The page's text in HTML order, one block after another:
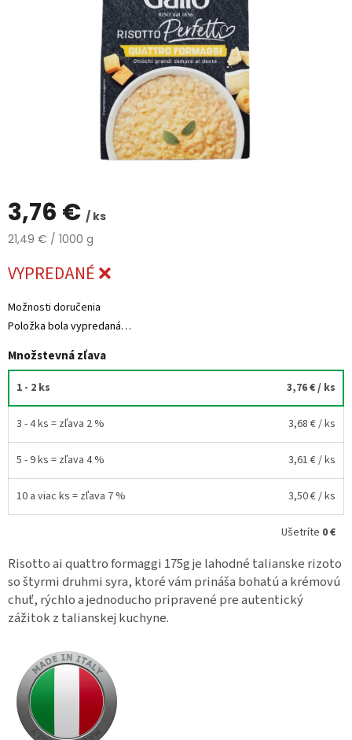
tovaru
Prihlásenie
3,76 € / ks
Jednotková
21,49 € / 1000 g
VYPREDANÉ ❌
Možnosti doručenia
Položka bola vypredaná…
Množstevná zľava
1 - 2 ks 3,76 €/ ks
3 - 4 ks = zľava 2 % 3,68 €/ ks
5 - 9 ks = zľava 4 % 3,61 €/ ks
10 a viac ks = zľava 7 % 3,50 €/ ks
Ušetríte 0 €
Risotto ai quattro formaggi 175g je lahodné talianske rizoto
so štyrmi druhmi syra, ktoré vám prináša bohatú a krémovú
chuť, rýchlo a jednoducho pripravené pre autentický
zážitok z talianskej kuchyne.